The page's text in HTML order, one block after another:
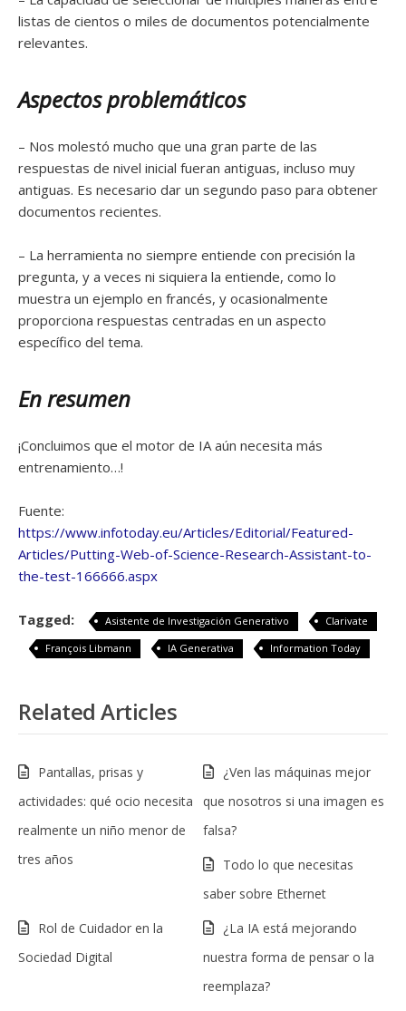
listas de cientos o miles de documentos potencialmente
relevantes.
Aspectos problemáticos
– Nos molestó mucho que una gran parte de las
respuestas de nivel inicial fueran antiguas, incluso muy
antiguas. Es necesario dar un segundo paso para obtener
documentos recientes.
– La herramienta no siempre entiende con precisión la
pregunta, y a veces ni siquiera la entiende, como lo
muestra un ejemplo en francés, y ocasionalmente
proporciona respuestas centradas en un aspecto
específico del tema.
En resumen
¡Concluimos que el motor de IA aún necesita más
entrenamiento…!
Fuente:
https://www.infotoday.eu/Articles/Editorial/Featured-
Articles/Putting-Web-of-Science-Research-Assistant-to-
the-test-166666.aspx
Tagged: Asistente de Investigación Generativo
Clarivate
François Libmann
IA Generativa Information Today
Related Articles
Pantallas, prisas y
actividades: qué ocio necesita
realmente un niño menor de
tres años
¿Ven las máquinas mejor
que nosotros si una imagen es
falsa?
Todo lo que necesitas
saber sobre Ethernet
Rol de Cuidador en la
Sociedad Digital
¿La IA está mejorando
nuestra forma de pensar o la
reemplaza?